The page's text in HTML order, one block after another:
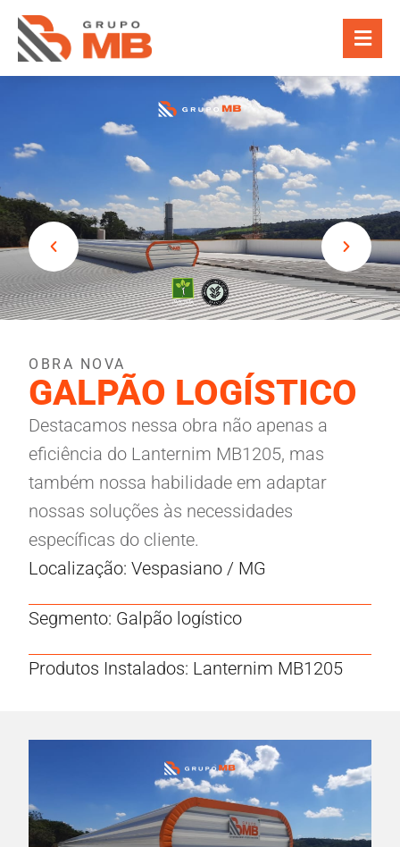
OBRA NOVA
GALPÃO LOGÍSTICO
Destacamos nessa obra não apenas a
eficiência do Lanternim MB1205, mas
também nossa habilidade em adaptar
nossas soluções às necessidades
específicas do cliente.
Localização: Vespasiano / MG
Segmento: Galpão logístico
Produtos Instalados: Lanternim MB1205